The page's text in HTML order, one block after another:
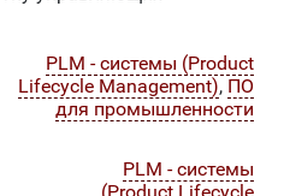
PLM - системы (Product
Lifecycle Management), ПО
для промышленности
PLM - системы